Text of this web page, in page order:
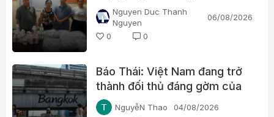
Paracetamol vào thuốc Đông
y, nổ chữa bách bệnh
Nguyen Duc Thanh
Nguyen
06/08/2026
0
0
Báo Thái: Việt Nam đang trở
thành đối thủ đáng gờm của
du lịch Thái Lan
NguyễN Thao
04/08/2026